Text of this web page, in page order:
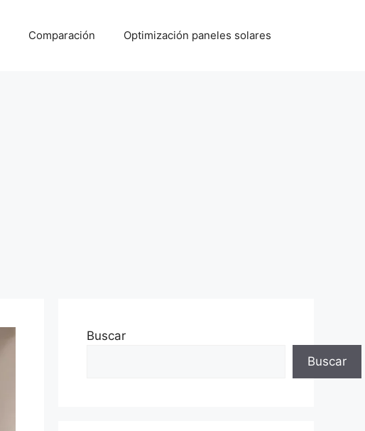
Comparación Optimización paneles solares
Buscar
Buscar